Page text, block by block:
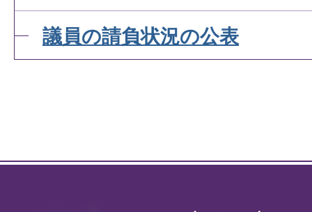
議員の請負状況の公表